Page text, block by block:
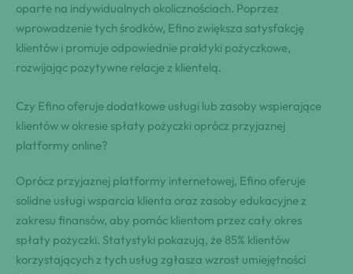
oparte na indywidualnych okolicznościach. Poprzez
wprowadzenie tych środków, Efino zwiększa satysfakcję
klientów i promuje odpowiednie praktyki pożyczkowe,
rozwijając pozytywne relacje z klientelą.
Czy Efino oferuje dodatkowe usługi lub zasoby wspierające
klientów w okresie spłaty pożyczki oprócz przyjaznej
platformy online?
Oprócz przyjaznej platformy internetowej, Efino oferuje
solidne usługi wsparcia klienta oraz zasoby edukacyjne z
zakresu finansów, aby pomóc klientom przez cały okres
spłaty pożyczki. Statystyki pokazują, że 85% klientów
korzystających z tych usług zgłasza wzrost umiejętności